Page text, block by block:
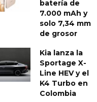
batería de
7.000 mAh y
solo 7,34 mm
de grosor
Kia lanza la
Sportage X-
Line HEV y el
K4 Turbo en
Colombia